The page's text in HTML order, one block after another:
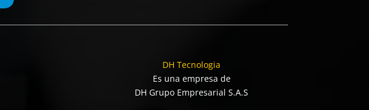
DH Tecnologia
Es una empresa de
DH Grupo Empresarial S.A.S